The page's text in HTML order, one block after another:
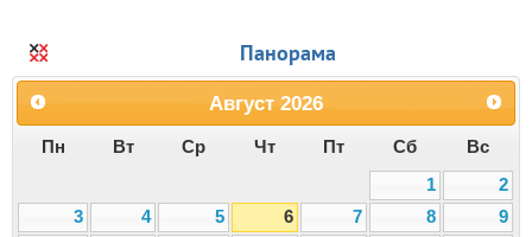
Панорама
Август 2026
Пн Вт Ср Чт Пт Сб
Вс
1
2
3
4 5 6 7 8
9